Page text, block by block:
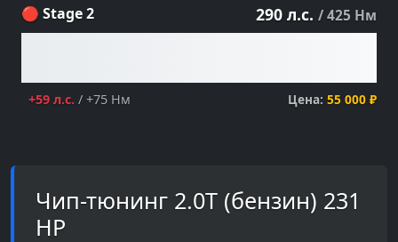
🔴 Stage 2 290 л.с. / 425 Нм
+59 л.с. / +75 Нм Цена: 55 000 ₽
Чип-тюнинг 2.0T (бензин) 231
HP